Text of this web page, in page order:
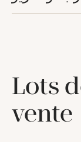
Lots
vente